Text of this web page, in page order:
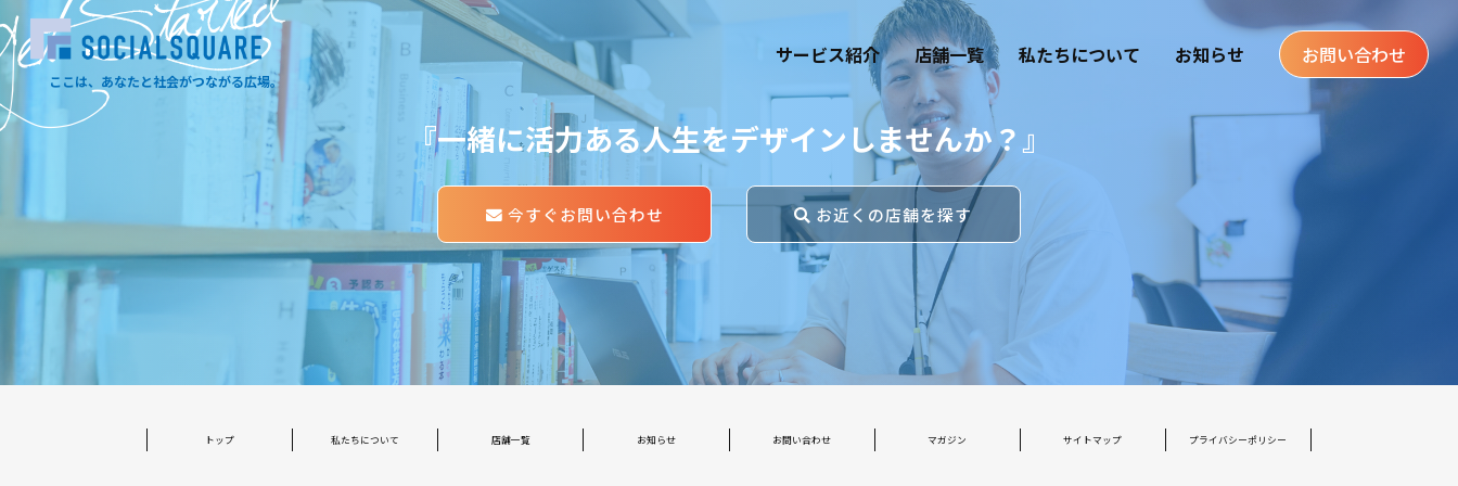
ここは、あなたと社会がつながる広場。
サービス紹介 店舗一覧 私たちについて お知らせ お問い合わせ
『一緒に活力ある人生をデザインしませんか？』
今すぐお問い合わせ お近くの店舗を探す
トップ 私たちについて 店舗一覧 お知らせ お問い合わせ マガジン サイトマップ プライバシーポリシー